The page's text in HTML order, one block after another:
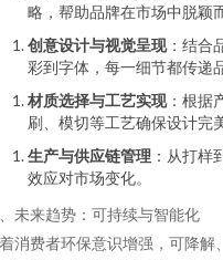
略，帮助品牌在市场中脱颖
创意设计与视觉呈现：结合
彩到字体，每一细节都传递
材质选择与工艺实现：根据
刷、模切等工艺确保设计完
生产与供应链管理 ：从打样
效应对市场变化。
未来趋势：可持续与智能化
消费者环保意识增强，可降